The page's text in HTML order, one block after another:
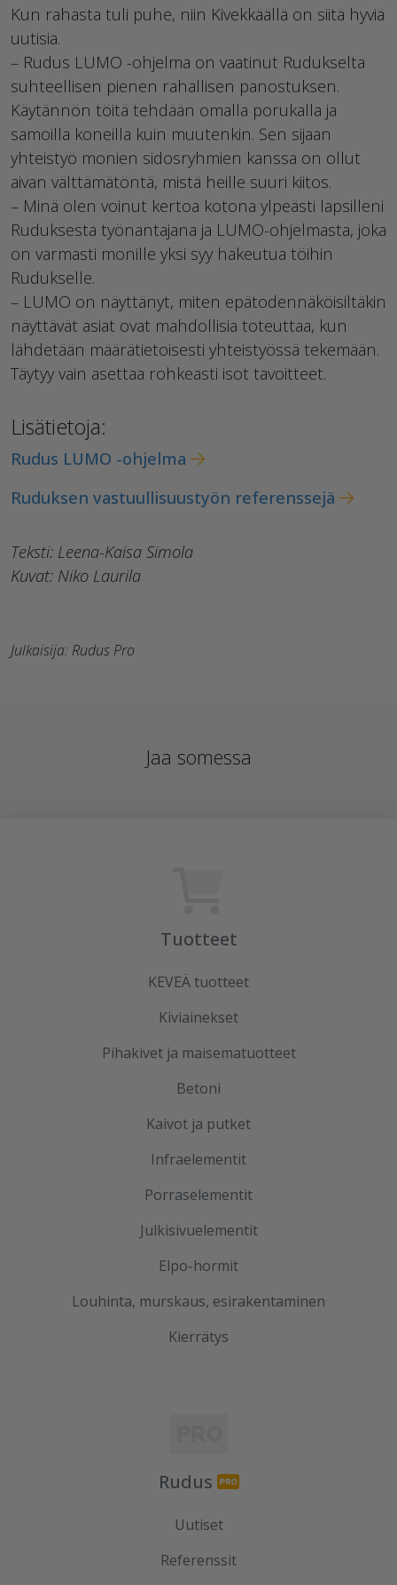
Kun rahasta tuli puhe, niin Kivekkäällä on siitä hyviä
uutisia.
– Rudus LUMO -ohjelma on vaatinut Rudukselta
suhteellisen pienen rahallisen panostuksen.
Käytännön töitä tehdään omalla porukalla ja
samoilla koneilla kuin muutenkin. Sen sijaan
yhteistyö monien sidosryhmien kanssa on ollut
aivan välttämätöntä, mistä heille suuri kiitos.
– Minä olen voinut kertoa kotona ylpeästi lapsilleni
Ruduksesta työnantajana ja LUMO-ohjelmasta, joka
on varmasti monille yksi syy hakeutua töihin
Rudukselle.
– LUMO on näyttänyt, miten epätodennäköisiltäkin
näyttävät asiat ovat mahdollisia toteuttaa, kun
lähdetään määrätietoisesti yhteistyössä tekemään.
Täytyy vain asettaa rohkeasti isot tavoitteet.
Lisätietoja:
Rudus LUMO -ohjelma
Ruduksen vastuullisuustyön referenssejä
Teksti: Leena-Kaisa Simola
Kuvat: Niko Laurila
Julkaisija: Rudus Pro
Jaa somessa
Tuotteet
KEVEÄ tuotteet
Kiviainekset
Pihakivet ja maisematuotteet
Betoni
Kaivot ja putket
Infraelementit
Porraselementit
Julkisivuelementit
Elpo-hormit
Louhinta, murskaus, esirakentaminen
Kierrätys
Rudus
Uutiset
Referenssit